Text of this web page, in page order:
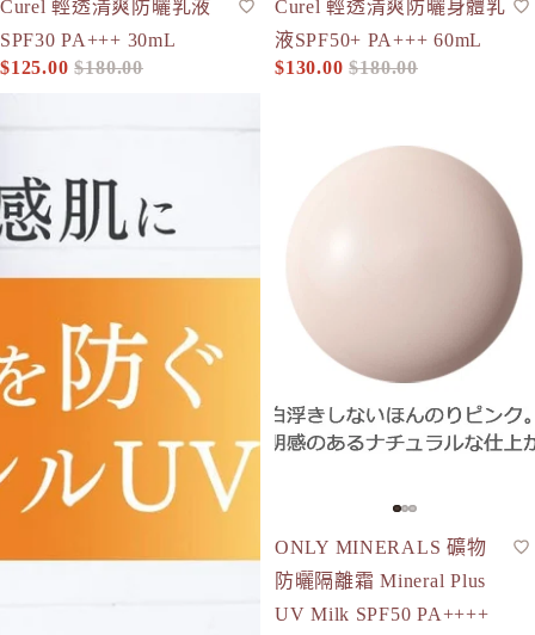
防曬
Curel 輕透清爽防曬乳液
SPF30 PA+++ 30mL
促銷價
$125.00 定價
$180.00
防曬
SPF50+
Curel 輕透清爽防曬身體乳
液SPF50+ PA+++ 60mL
促銷價
$130.00 定價
$180.00
-7%
防曬
SPF50+
ONLY MINERALS 礦物
防曬隔離霜 Mineral Plus
UV Milk SPF50 PA++++